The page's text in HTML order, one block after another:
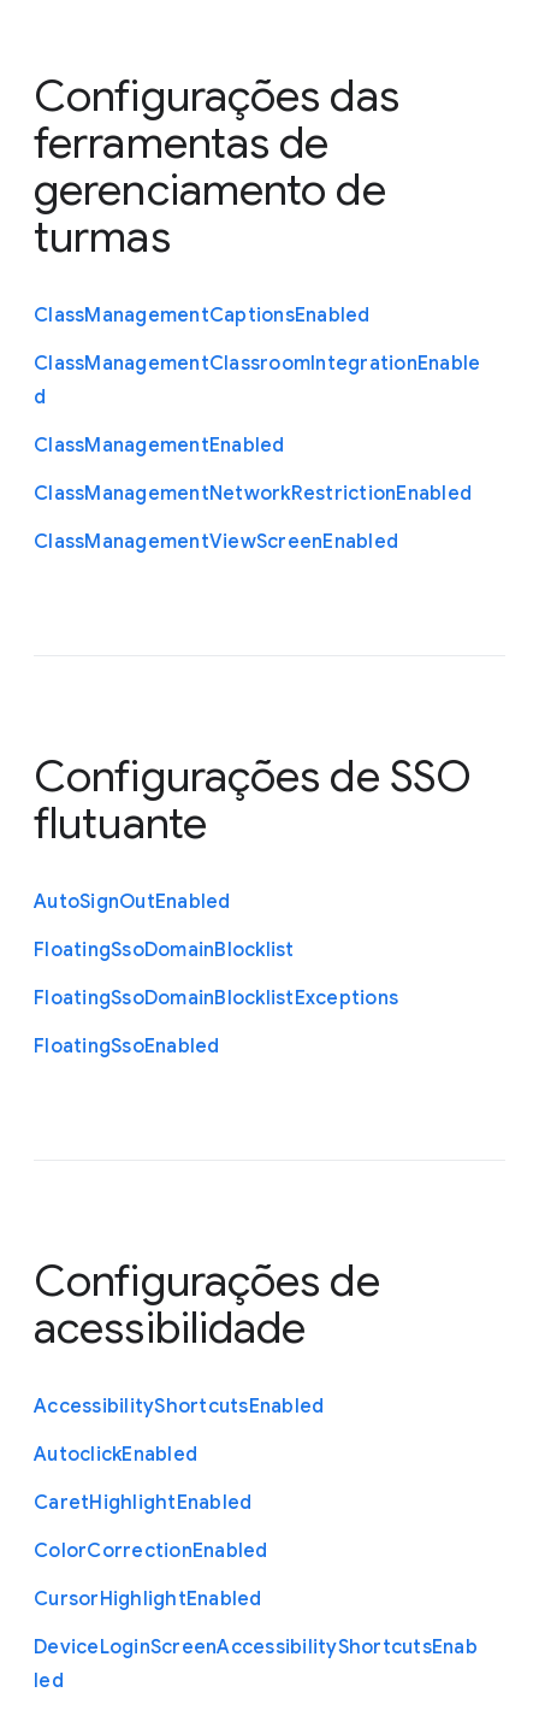
Configurações das
ferramentas de
gerenciamento de
turmas
ClassManagementCaptionsEnabled
ClassManagementClassroomIntegrationEnable
d
ClassManagementEnabled
ClassManagementNetworkRestrictionEnabled
ClassManagementViewScreenEnabled
Configurações de SSO
flutuante
AutoSignOutEnabled
FloatingSsoDomainBlocklist
FloatingSsoDomainBlocklistExceptions
FloatingSsoEnabled
Configurações de
acessibilidade
AccessibilityShortcutsEnabled
AutoclickEnabled
CaretHighlightEnabled
ColorCorrectionEnabled
CursorHighlightEnabled
DeviceLoginScreenAccessibilityShortcutsEnab
led